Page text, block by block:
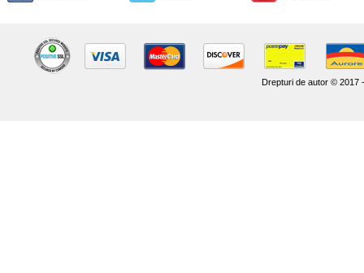
Drepturi de autor © 2017